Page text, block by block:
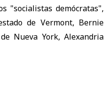
"socialistas demócratas",
de Vermont, Bernie
Nueva York, Alexandria